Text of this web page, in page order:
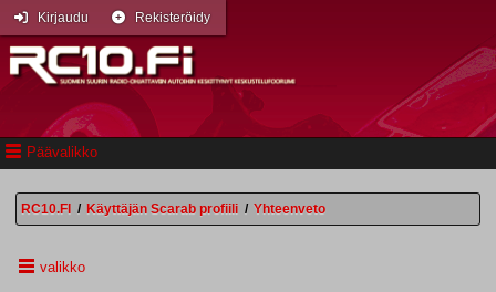
Päävalikko
Kirjaudu Rekisteröidy
RC10.FI / Käyttäjän Scarab profiili / Yhteenveto
valikko